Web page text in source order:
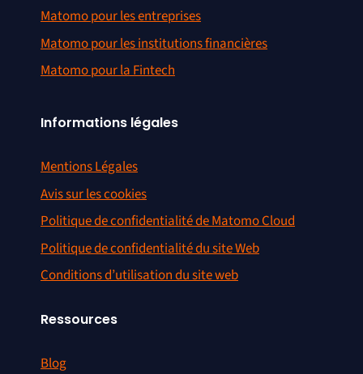
Matomo pour les entreprises
Matomo pour les institutions financières
Matomo pour la Fintech
Informations légales
Mentions Légales
Avis sur les cookies
Politique de confidentialité de Matomo Cloud
Politique de confidentialité du site Web
Conditions d’utilisation du site web
Ressources
Blog